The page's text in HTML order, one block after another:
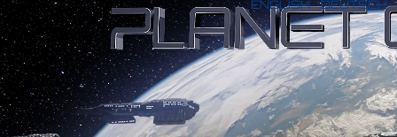
ENGLISH DEUTSCH